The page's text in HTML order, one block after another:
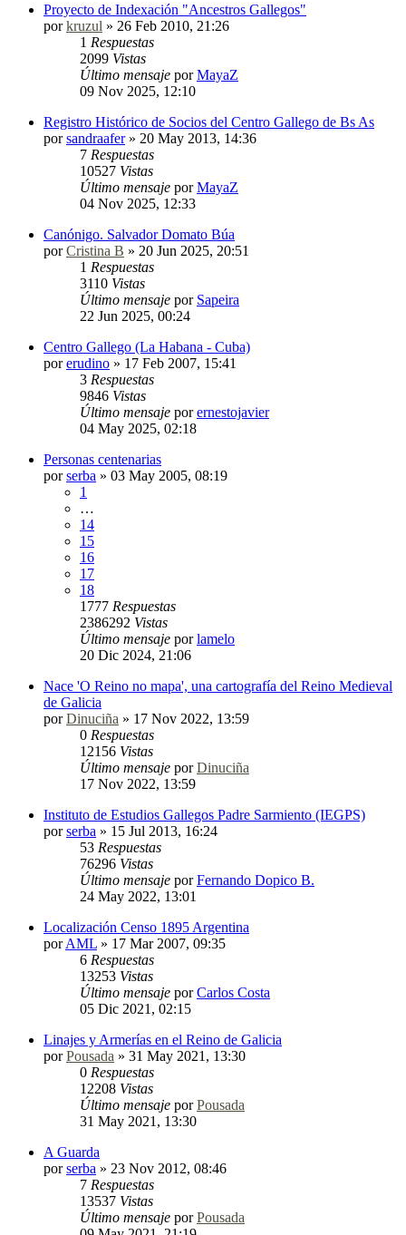
Proyecto de Indexación "Ancestros Gallegos"
porkruzul » 26 Feb 2010, 21:26
1 Respuestas
2099 Vistas
Último mensaje porMayaZ
09 Nov 2025, 12:10
Registro Histórico de Socios del Centro Gallego de Bs As
porsandraafer» 20 May 2013, 14:36
7 Respuestas
10527 Vistas
Último mensaje porMayaZ
04 Nov 2025, 12:33
Canónigo. Salvador Domato Búa
porCristina B » 20 Jun 2025, 20:51
1 Respuestas
3110 Vistas
Último mensaje por Sapeira
22 Jun 2025, 00:24
Centro Gallego (La Habana - Cuba)
porerudino » 17 Feb 2007, 15:41
3 Respuestas
9846 Vistas
Último mensaje porernestojavier
04 May 2025, 02:18
Personas centenarias
porserba » 03 May 2005, 08:19
1
…
14
15
16
17
18
1777 Respuestas
2386292 Vistas
Último mensaje porlamelo
20 Dic 2024, 21:06
Nace 'O Reino no mapa', una cartografía del Reino Medieval
de Galicia
porDinuciña » 17 Nov 2022, 13:59
0 Respuestas
12156 Vistas
Último mensaje porDinuciña
17 Nov 2022, 13:59
Instituto de Estudios Gallegos Padre Sarmiento (IEGPS)
porserba » 15 Jul 2013, 16:24
53 Respuestas
76296 Vistas
Último mensaje porFernando Dopico B.
24 May 2022, 13:01
Localización Censo 1895 Argentina
porAML » 17 Mar 2007, 09:35
6 Respuestas
13253 Vistas
Último mensaje porCarlos Costa
05 Dic 2021, 02:15
Linajes y Armerías en el Reino de Galicia
porPousada » 31 May 2021, 13:30
0 Respuestas
12208 Vistas
Último mensaje porPousada
31 May 2021, 13:30
A Guarda
porserba » 23 Nov 2012, 08:46
7 Respuestas
13537 Vistas
Último mensaje porPousada